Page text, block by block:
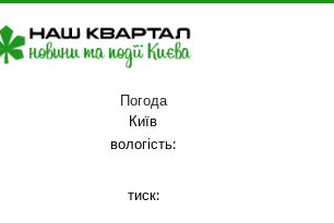
Погода
Київ
вологість:
тиск: